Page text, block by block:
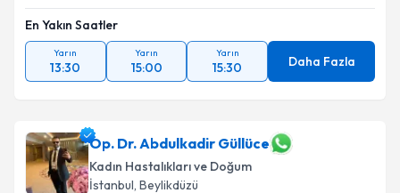
Takvim Talebini Gönder
En Yakın Saatler
Yarın
13:30
Yarın
15:00
Yarın
15:30 Daha Fazla
Op. Dr. Abdulkadir Güllüce
Kadın Hastalıkları ve Doğum
İstanbul, Beylikdüzü